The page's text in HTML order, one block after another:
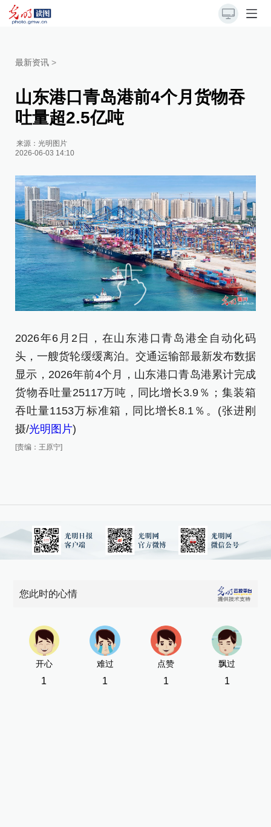
最新资讯 >
山东港口青岛港前4个月货物吞
吐量超2.5亿吨
来源：光明图片
2026-06-03 14:10
2026年6月2日，在山东港口青岛港全自动化码
头，一艘货轮缓缓离泊。交通运输部最新发布数据
显示，2026年前4个月，山东港口青岛港累计完成
货物吞吐量25117万吨，同比增长3.9％；集装箱
吞吐量1153万标准箱，同比增长8.1％。(张进刚
摄/光明图片)
[责编：王原宁]
您此时的心情
开心
1
难过
1
点赞
1
飘过
1